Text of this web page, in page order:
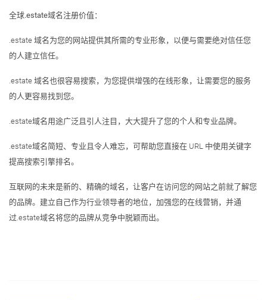
全球.estate域名注册价值：
.estate 域名为您的网站提供其所需的专业形象，以便与需要绝对信任您
的人建立信任。
.estate 域名也很容易搜索，为您提供增强的在线形象，让需要您的服务
的人更容易找到您。
.estate域名用途广泛且引人注目，大大提升了您的个人和专业品牌。
.estate域名简短、专业且令人难忘，可帮助您直接在 URL 中使用关键字
提高搜索引擎排名。
互联网的未来是新的、精确的域名，让客户在访问您的网站之前就了解您
的品牌。建立自己作为行业领导者的地位，加强您的在线营销，并通
过.estate域名将您的品牌从竞争中脱颖而出。